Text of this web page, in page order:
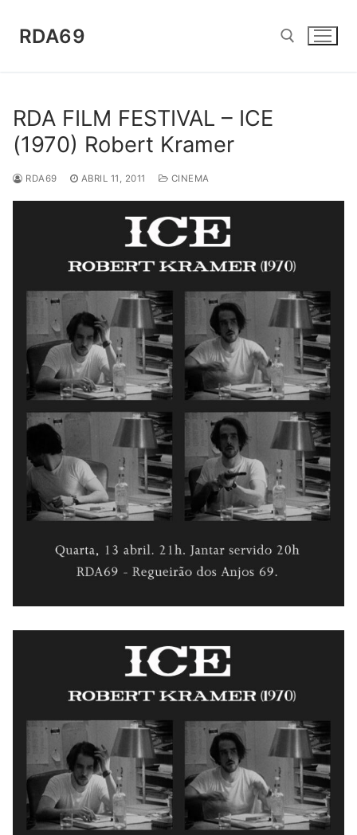
paraRDA69
RDA FILM FESTIVAL – ICE
(1970) Robert Kramer
RDA69 ABRIL 11, 2011 CINEMA